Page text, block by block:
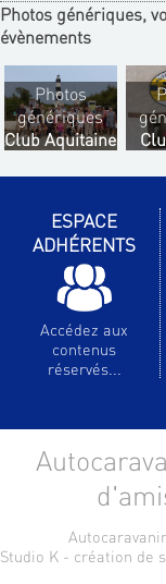
Photos génériques,
évènements
Photos
génériques
Club Aquitaine
ESPACE
ADHÉRENTS
Accédez aux
contenus
réservés...
Studio K - création de